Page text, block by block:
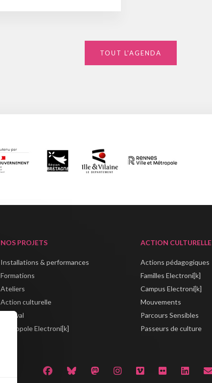
TOUT L'AGENDA
NOS PROJETS
Installations & performances
Formations
Ateliers
Action culturelle
Festival
Métropole Electroni[k]
ACTION CULTURELLE
Actions pédagogiques
Familles Electroni[k]
Campus Electroni[k]
Mouvements
Parcours Sensibles
Passeurs de culture